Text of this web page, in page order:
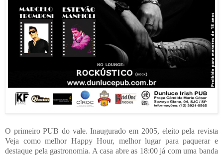
O primeiro PUB do vale. Inaugurado em 2005, eleito pela revista
Veja como melhor Happy Hour, melhor lugar para paquerar e
destaque pela gastronomia. A casa abre as 18:00 já com uma banda